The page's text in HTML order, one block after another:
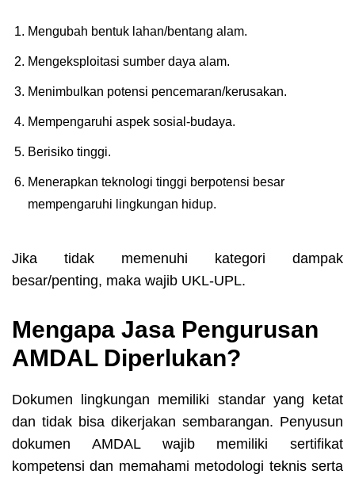
Mengubah bentuk lahan/bentang alam.
Mengeksploitasi sumber daya alam.
Menimbulkan potensi pencemaran/kerusakan.
Mempengaruhi aspek sosial-budaya.
Berisiko tinggi.
Menerapkan teknologi tinggi berpotensi besar
mempengaruhi lingkungan hidup.
Jika tidak memenuhi kategori dampak
besar/penting, maka wajib UKL-UPL.
Mengapa Jasa Pengurusan
AMDAL Diperlukan?
Dokumen lingkungan memiliki standar yang ketat
dan tidak bisa dikerjakan sembarangan. Penyusun
dokumen AMDAL wajib memiliki sertifikat
kompetensi dan memahami metodologi teknis serta